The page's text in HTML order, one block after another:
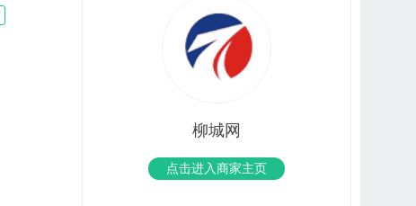
柳城网
点击进入商家主页